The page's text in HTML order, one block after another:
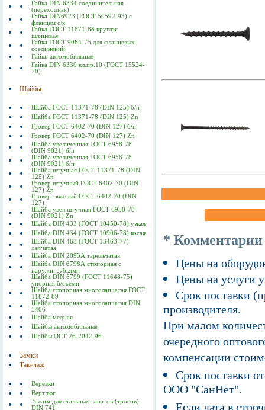
Гайка DIN 6334 соединительная
(переходная)
Гайка DIN6923 (ГОСТ 50592-93) с
фланцем с/к
Гайка ГОСТ 11871-88 круглая
шлицевая
Гайка ГОСТ 9064-75 для фланцевых
соединений
Гайки автомобильные
Гайка DIN 6330 кл.пр.10 (ГОСТ 15524-
70)
Шайбы
Шайба ГОСТ 11371-78 (DIN 125) б/п
Шайба ГОСТ 11371-78 (DIN 125) Zn
Гровер ГОСТ 6402-70 (DIN 127) б/п
Гровер ГОСТ 6402-70 (DIN 127) Zn
Шайба увеличенная ГОСТ 6958-78
(DIN 9021) б/п
Шайба увеличенная ГОСТ 6958-78
(DIN 9021) б/п
Шайба штучная ГОСТ 11371-78 (DIN
125) Zn
Гровер штучный ГОСТ 6402-70 (DIN
127) Zn
Гровер тяжелый ГОСТ 6402-70 (DIN
127)
Шайба увел штучная ГОСТ 6958-78
(DIN 9021) Zn
Шайба DIN 433 (ГОСТ 10450-78) узкая
Шайба DIN 434 (ГОСТ 10906-78) косая
Шайба DIN 463 (ГОСТ 13463-77)
лапчатая
Шайба DIN 2093А тарельчатая
Шайба DIN 6798А стопорная с
наружн. зубьями
Шайба DIN 6799 (ГОСТ 11648-75)
упорная б/съемн.
Шайба стопорная многолапчатая ГОСТ
11872-89
Шайба стопорная многолапчатая DIN
5406
Шайба медная
Шайбы автомобильные
Шайбы ОСТ 26-2042-96
Замки
Такелаж
Верёвки
Вертлюг
Зажим для стальных канатов (тросов)
DIN 741
* Комментарии
Цены на
Цены на услуги
Срок поставки
производителя.
При малом
очередного
компенсации
Срок поставки
ООО "СанНет".
Если дата в